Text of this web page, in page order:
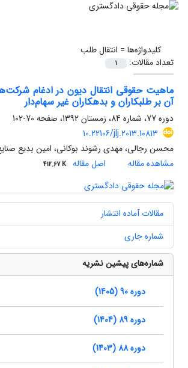
کلیدواژه‌ها = انتقال طلب
تعداد مقالات:
1
ماهیت حقوقی انتقال دیون در ادغام
آن بر طلبکاران و بدهکاران غیر سهام‌دار
دوره 77، شماره 84، زمستان 1392، صفحه
70-102
10.22106/jlj.2013.10813
محسن رجالی، مهدی رشوند بوکانی، امین بدیع
مشاهده مقاله
اصل مقاله 412.67 K
مقالات آماده انتشار
شماره جاری
شماره‌های پیشین نشریه
دوره 90 (1405)
دوره 89 (1404)
دوره 88 (1403)